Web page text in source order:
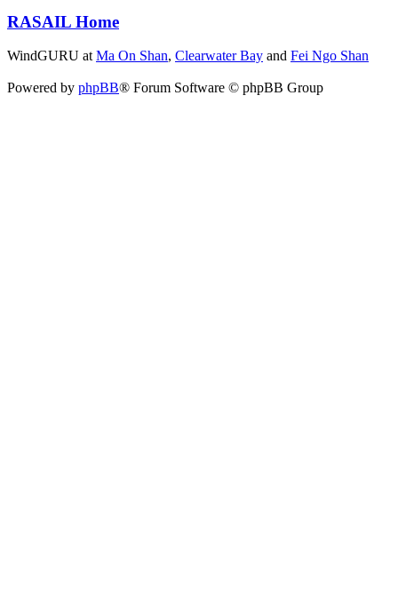
RASAIL Home
WindGURU at Ma On Shan, Clearwater Bay and Fei Ngo Shan
Powered by phpBB® Forum Software © phpBB Group